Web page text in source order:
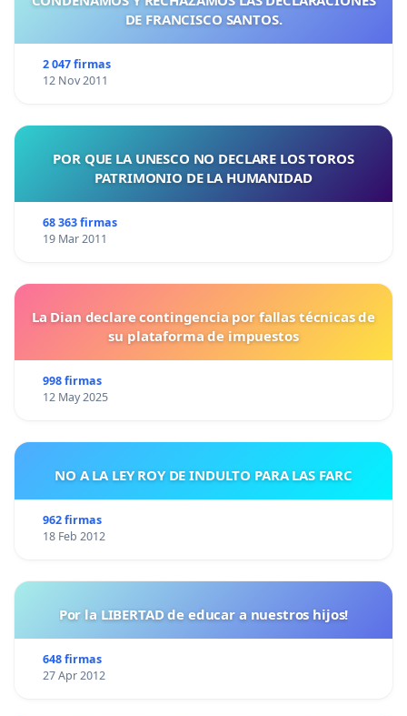
DE FRANCISCO SANTOS.
2 047 firmas
12 Nov 2011
POR QUE LA UNESCO NO DECLARE LOS TOROS
PATRIMONIO DE LA HUMANIDAD
68 363 firmas
19 Mar 2011
La Dian declare contingencia por fallas técnicas de
su plataforma de impuestos
998 firmas
12 May 2025
NO A LA LEY ROY DE INDULTO PARA LAS FARC
962 firmas
18 Feb 2012
Por la LIBERTAD de educar a nuestros hijos!
648 firmas
27 Apr 2012